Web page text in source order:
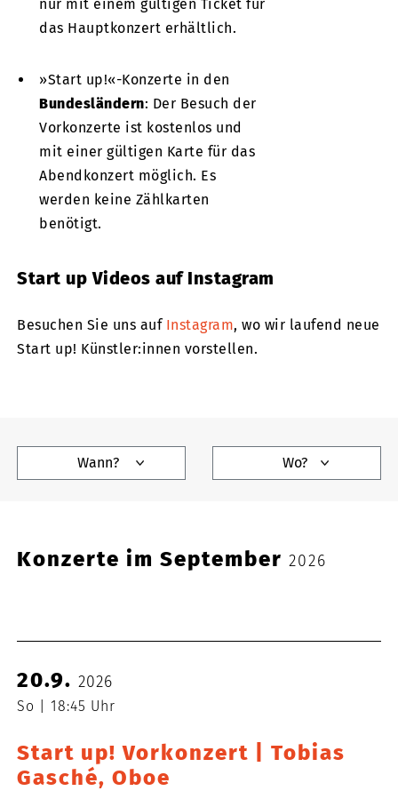
nur mit einem gültigen Ticket für
das Hauptkonzert erhältlich.
»Start up!«-Konzerte in den
Bundesländern: Der Besuch der
Vorkonzerte ist kostenlos und
mit einer gültigen Karte für das
Abendkonzert möglich. Es
werden keine Zählkarten
benötigt.
Start up Videos auf Instagram
Besuchen Sie uns auf Instagram, wo wir laufend neue
Start up! Künstler:innen vorstellen.
Wann? Wo?
Konzerte im September2026
20.9.2026
So 18:45 Uhr
Start up! Vorkonzert | Tobias
Gasché, Oboe